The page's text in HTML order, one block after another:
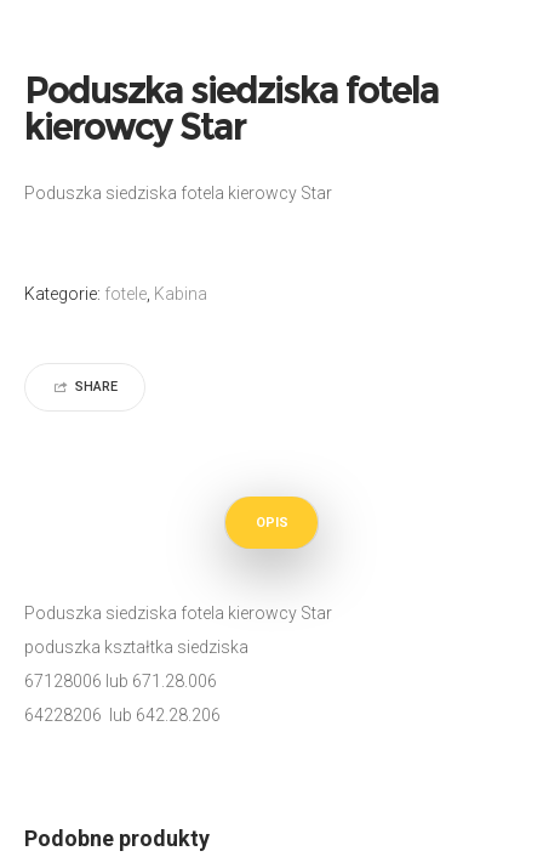
Poduszka siedziska fotela
kierowcy Star
Poduszka siedziska fotela kierowcy Star
Kategorie: fotele Kabina
SHARE
OPIS
Poduszka siedziska fotela kierowcy Star
poduszka kształtka siedziska
67128006 lub 671.28.006
64228206 lub 642.28.206
Podobne produkty